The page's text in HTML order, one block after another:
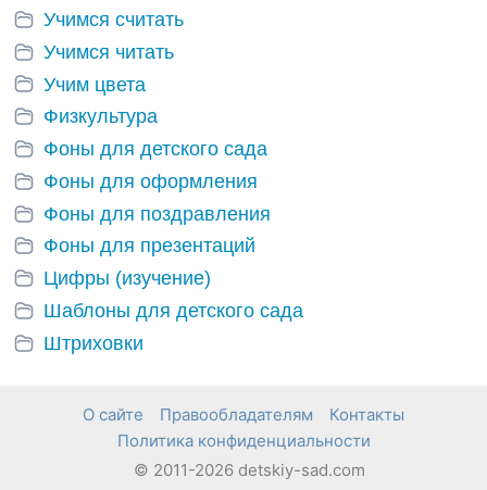
Учимся считать
Учимся читать
Учим цвета
Физкультура
Фоны для детского сада
Фоны для оформления
Фоны для поздравления
Фоны для презентаций
Цифры (изучение)
Шаблоны для детского сада
Штриховки
О сайте Правообладателям
Контакты
Политика конфиденциальности
© 2011-2026 detskiy-sad.com